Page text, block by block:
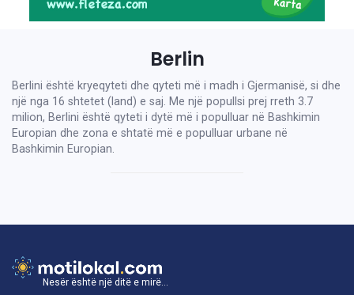
Berlin
Berlini është kryeqyteti dhe qyteti më i madh i Gjermanisë, si dhe
një nga 16 shtetet (land) e saj. Me një popullsi prej rreth 3.7
milion, Berlini është qyteti i dytë më i populluar në Bashkimin
Europian dhe zona e shtatë më e populluar urbane në
Bashkimin Europian.
Nesër është një ditë e mirë...